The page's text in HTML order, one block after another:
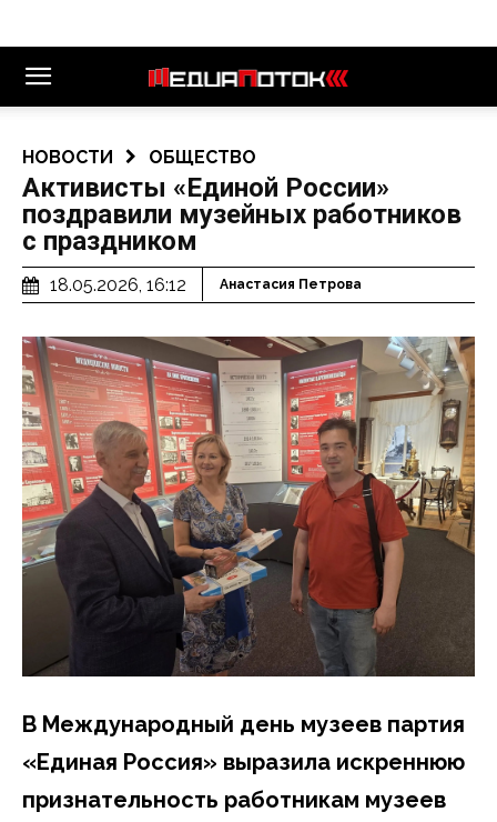
НОВОСТИ ОБЩЕСТВО
Активисты «Единой России»
поздравили музейных работников
с праздником
18.05.2026, 16:12 Анастасия Петрова
В Международный день музеев партия
«Единая Россия» выразила искреннюю
признательность работникам музеев